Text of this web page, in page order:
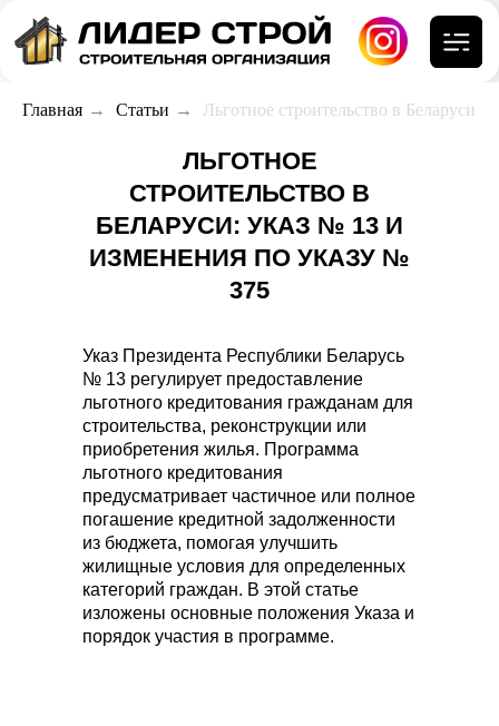
Главная → Статьи → Льготное строительство в Беларуси
ЛЬГОТНОЕ
СТРОИТЕЛЬСТВО В
БЕЛАРУСИ: УКАЗ № 13 И
ИЗМЕНЕНИЯ ПО УКАЗУ №
375
Указ Президента Республики Беларусь
№ 13 регулирует предоставление
льготного кредитования гражданам для
строительства, реконструкции или
приобретения жилья. Программа
льготного кредитования
предусматривает частичное или полное
погашение кредитной задолженности
из бюджета, помогая улучшить
жилищные условия для определенных
категорий граждан. В этой статье
изложены основные положения Указа и
порядок участия в программе.